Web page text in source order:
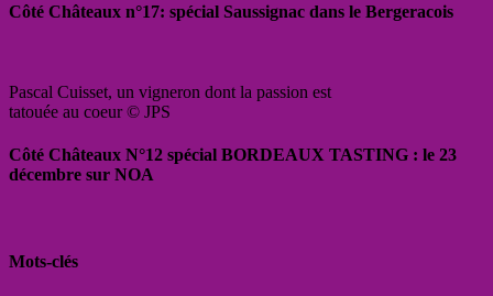
Côté Châteaux n°17: spécial Saussignac dans le Bergeracois
Pascal Cuisset, un vigneron dont la passion est
tatouée au coeur © JPS
Côté Châteaux N°12 spécial BORDEAUX TASTING : le 23
décembre sur NOA
Mots-clés